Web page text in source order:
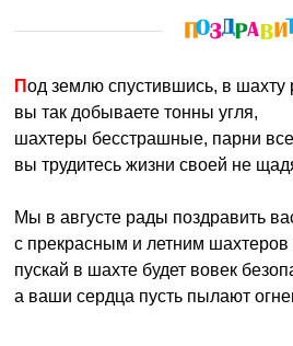
Под землю спустившись, в шахту
вы так добываете тонны угля,
шахтеры бесстрашные, парни
вы трудитесь жизни своей не
Мы в августе рады поздравить
с прекрасным и летним шахтеров
пускай в шахте будет вовек
а ваши сердца пусть пылают